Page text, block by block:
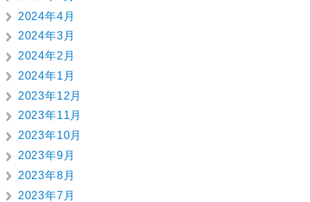
2024年4月
2024年3月
2024年2月
2024年1月
2023年12月
2023年11月
2023年10月
2023年9月
2023年8月
2023年7月